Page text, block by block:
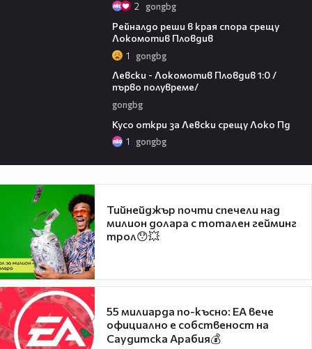
2 gongbg
Рейналдо реши в края спора срещу
Локомотив Пловдив
1 gongbg
Левски - Локомотив Пловдив 1:0 /
първо полувреме/
gongbg
Кусо откри за Левски срещу Локо Пд
1 gongbg
Тийнейджър почти спечели над
милион долара с тотален гейминг
трол😯💥
55 милиарда по-късно: EA вече
официално е собственост на
Саудитска Арабия💰